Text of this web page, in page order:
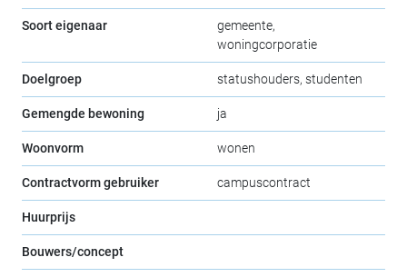
Soort eigenaar
gemeente,
woningcorporatie
Doelgroep statushouders, studenten
Gemengde bewoning ja
Woonvorm wonen
Contractvorm gebruiker campuscontract
Huurprijs
Bouwers/concept